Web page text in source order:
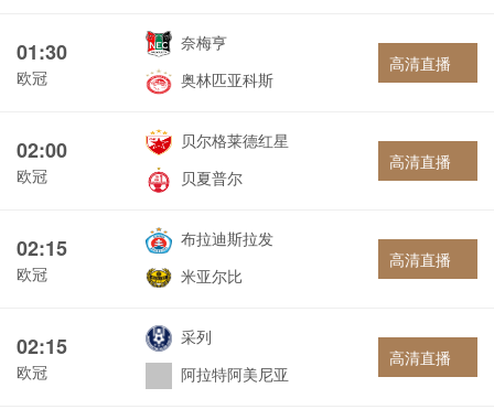
01:30
欧冠
奈梅亨
奥林匹亚科斯
高清直播
02:00
欧冠
贝尔格莱德红星
贝夏普尔
高清直播
02:15
欧冠
布拉迪斯拉发
米亚尔比
高清直播
02:15
欧冠
采列
阿拉特阿美尼亚
高清直播